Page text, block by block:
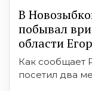
В
побывал
области
Как сообщает
посетил два